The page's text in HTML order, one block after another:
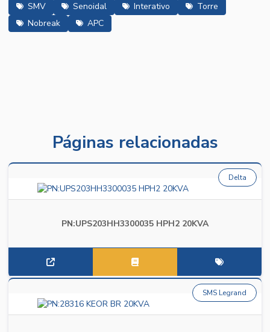
SMV Senoidal Interativo
Torre
Nobreak
APC
Páginas relacionadas
PN:UPS203HH3300035 HPH2 20KVA
Delta
SMS Legrand